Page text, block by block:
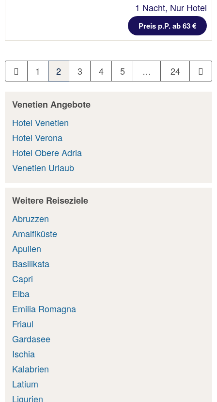
1 Nacht, Nur Hotel
Preis p.P. ab 63 €
1 2 3 4 5 … 24
Venetien Angebote
Hotel Venetien
Hotel Verona
Hotel Obere Adria
Venetien Urlaub
Weitere Reiseziele
Abruzzen
Amalfiküste
Apulien
Basilikata
Capri
Elba
Emilia Romagna
Friaul
Gardasee
Ischia
Kalabrien
Latium
Ligurien